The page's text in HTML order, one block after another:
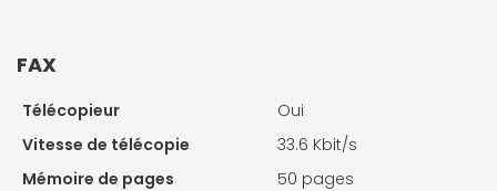
FAX
Télécopieur
Oui
Vitesse de télécopie
33.6 Kbit/s
Mémoire de pages
50 pages